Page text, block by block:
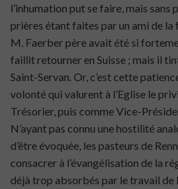
l’inhumation put se faire, mais sans
prières étant faites par un ami de la
M. Faerber père avait été si
faillit retourner en Suisse ; mais il
Saint-Servan. Or, c’est cette
volonté qui valurent à l’Eglise le
Trésorier, puis comme Vice-
N’ayant pas connu une hostilité
d’être évoquée, les pasteurs de
consacrer à l’évangélisation de la
déjà trop absorbés par le travail de